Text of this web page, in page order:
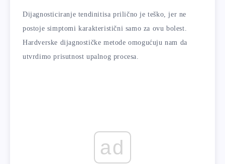
Dijagnosticiranje tendinitisa prilično je teško, jer ne
postoje simptomi karakteristični samo za ovu bolest.
Hardverske dijagnostičke metode omogućuju nam da
utvrdimo prisutnost upalnog procesa.
ad